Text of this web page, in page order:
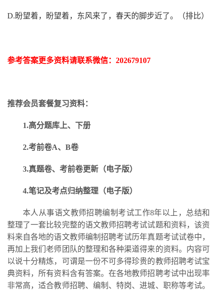
D.盼望着，盼望着，东风来了，春天的脚步近了。（排比）
参考答案更多资料请联系微信： 202679107
推荐会员套餐复习资料：
1.高分题库上、下册
2.考前卷A、B卷
3.真题卷、考前卷更新（电子版）
4.笔记及考点归纳整理（电子版）
本人从事语文教师招聘编制考试工作8年以上，总结和
整理了一套比较完整的语文教师招聘考试试题和资料，该资
料来自各地的语文教师编制招聘考试历年真题考试试卷中，
再加上我们老师团队的整理和各种渠道得来的资料。内容可
以说十分精炼，可谓是一份不可多得珍贵的教师招聘考试宝
典资料，所有资料含有答案。在各地教师招聘考试中出现率
非常高，适合教师招聘、编制、特岗、进城、职称等考试。